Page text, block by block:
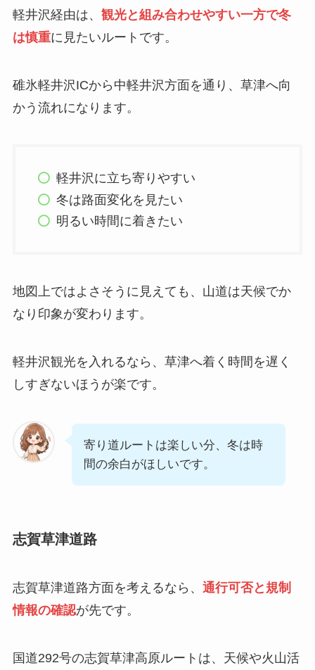
軽井沢経由は、 観光と組み合わせやすい一方で冬
は慎重に見たいルートです。
碓氷軽井沢ICから中軽井沢方面を通り、草津へ向
かう流れになります。
軽井沢に立ち寄りやすい
冬は路面変化を見たい
明るい時間に着きたい
地図上ではよさそうに見えても、山道は天候でか
なり印象が変わります。
軽井沢観光を入れるなら、草津へ着く時間を遅く
しすぎないほうが楽です。
寄り道ルートは楽しい分、冬は時
間の余白がほしいです。
志賀草津道路
志賀草津道路方面を考えるなら、 通行可否と規制
情報の確認が先です。
国道292号の志賀草津高原ルートは、天候や火山活